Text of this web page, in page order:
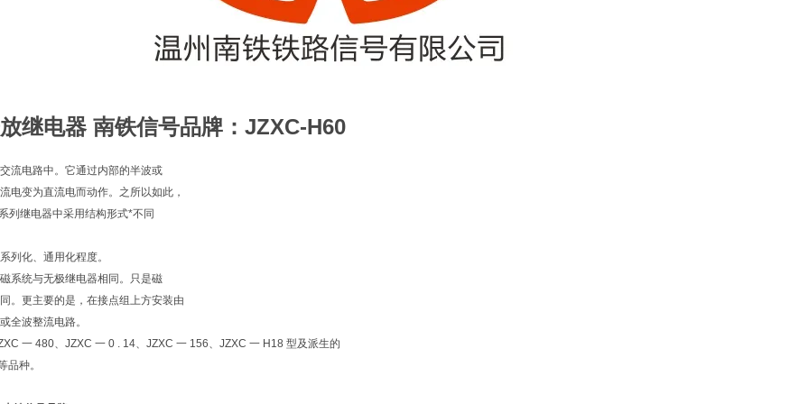
继电器 南铁信号品牌 ：JZXC-H60
流电路中。它通过内部的半波或
电变为直流电而动作。之所以如此，
列继电器中采用结构形式*不同
列化、通用化程度。
系统与无极继电器相同。只是磁
。更主要的是，在接点组上方安装由
全波整流电路。
一 480、JZXC 一 0 . 14、JZXC 一 156、JZXC 一 H18 型及派生的
品种。